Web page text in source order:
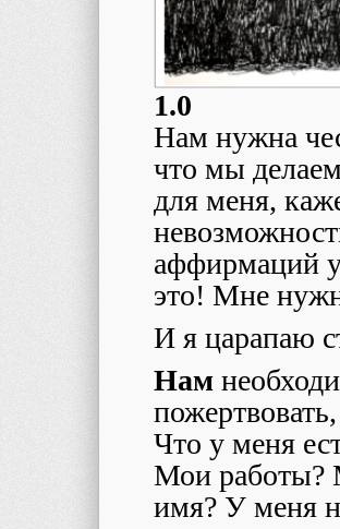
1.0
Нам нужна
что мы
для меня,
аффирмаций
это! Мне
И я царапаю
Нам
Что у меня
Мои работы?
имя? У меня